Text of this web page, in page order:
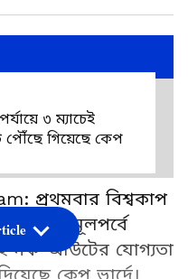
৩ ম্যাচেই
গিয়েছে কেপ
প্রথমবার বিশ্বকাপ
2026) মূলপর্বে
নক-আউটের যোগ্যতা